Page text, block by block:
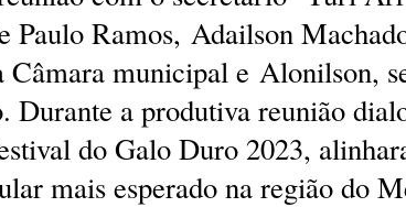
Paulo Ramos, Adailson
Câmara municipal e Alonilson,
Durante a produtiva reunião
do Galo Duro 2023,
mais esperado na região do